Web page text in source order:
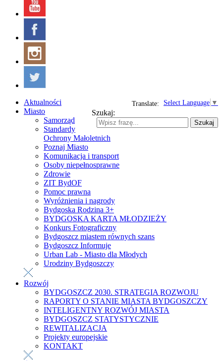
Select Language ▼
Translate:
Szukaj:
Szukaj
Aktualności
Miasto
Samorząd
Standardy
Ochrony Małoletnich
Poznaj Miasto
Komunikacja i transport
Osoby niepełnosprawne
Zdrowie
ZIT BydOF
Pomoc prawna
Wyróżnienia i nagrody
Bydgoska Rodzina 3+
BYDGOSKA KARTA MŁODZIEŻY
Konkurs Fotograficzny
Bydgoszcz miastem równych szans
Bydgoszcz Informuje
Urban Lab - Miasto dla Młodych
Urodziny Bydgoszczy
Rozwój
BYDGOSZCZ 2030. STRATEGIA ROZWOJU
RAPORTY O STANIE MIASTA BYDGOSZCZY
INTELIGENTNY ROZWÓJ MIASTA
BYDGOSZCZ STATYSTYCZNIE
REWITALIZACJA
Projekty europejskie
KONTAKT